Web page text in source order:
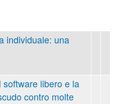
individuale: una
software libero e la
contro molte